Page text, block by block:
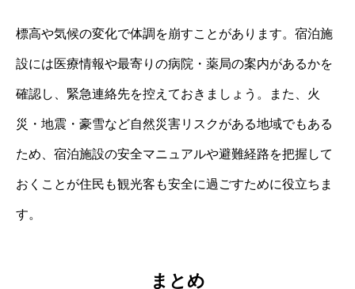
標高や気候の変化で体調を崩すことがあります。宿泊施
設には医療情報や最寄りの病院・薬局の案内があるかを
確認し、緊急連絡先を控えておきましょう。また、火
災・地震・豪雪など自然災害リスクがある地域でもある
ため、宿泊施設の安全マニュアルや避難経路を把握して
おくことが住民も観光客も安全に過ごすために役立ちま
す。
まとめ